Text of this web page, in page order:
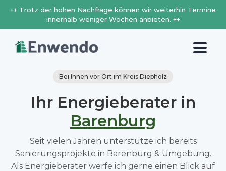
++ Trotz der hohen Nachfrage können wir weiterhin Termine
innerhalb weniger Wochen anbieten. ++
Bei Ihnen vor Ort im Kreis Diepholz
Ihr Energieberater in
Barenburg
Seit vielen Jahren unterstütze ich bereits
Sanierungsprojekte in Barenburg & Umgebung.
Als Energieberater werfe ich gerne einen Blick auf